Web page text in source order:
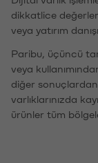
dikkatlice
veya yatırım
Paribu, üçüncü
veya
diğer sonuçlardan
varlıklarınızda
ürünler tüm